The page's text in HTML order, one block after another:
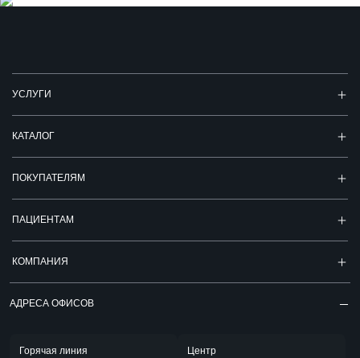
УСЛУГИ
КАТАЛОГ
ПОКУПАТЕЛЯМ
ПАЦИЕНТАМ
КОМПАНИЯ
АДРЕСА ОФИСОВ
Горячая линия
Центр